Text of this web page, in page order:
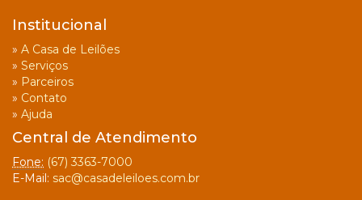
Institucional
» A Casa de Leilões
» Serviços
» Parceiros
» Contato
» Ajuda
Central de Atendimento
Fone: (67) 3363-7000
E-Mail: sac@casadeleiloes.com.br